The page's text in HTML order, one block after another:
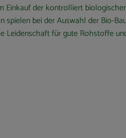
Einkauf der kontrolliert
bei der Auswahl der Bio-
Leidenschaft für gute Rohstoffe